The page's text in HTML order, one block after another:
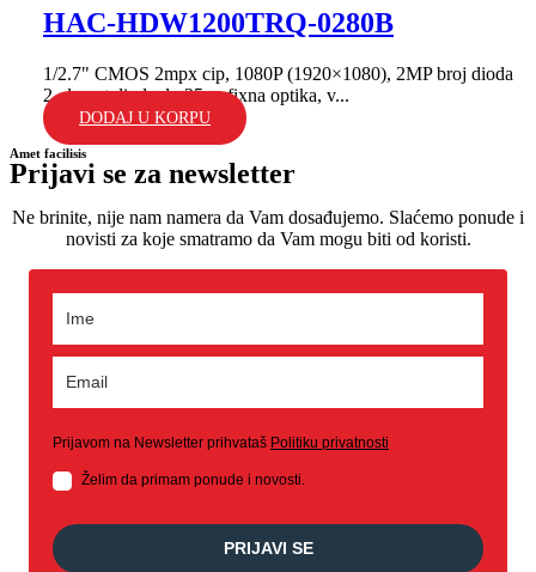
HAC-HDW1200TRQ-0280B
1/2.7" CMOS 2mpx cip, 1080P (1920×1080), 2MP broj dioda
2, domet dioda do 25m; fixna optika, v...
DODAJ U KORPU
Amet facilisis
Prijavi se za newsletter
Ne brinite, nije nam namera da Vam dosađujemo. Slaćemo ponude i
novisti za koje smatramo da Vam mogu biti od koristi.
Prijavom na Newsletter prihvataš Politiku privatnosti
Želim da primam ponude i novosti.
PRIJAVI SE